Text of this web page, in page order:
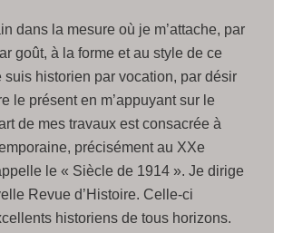
dans la mesure où je m’attache, par
goût, à la forme et au style de ce
suis historien par vocation, par désir
le présent en m’appuyant sur le
de mes travaux est consacrée à
précisément au XXe
le « Siècle de 1914 ». Je dirige
Revue d’Histoire. Celle-ci
historiens de tous horizons.